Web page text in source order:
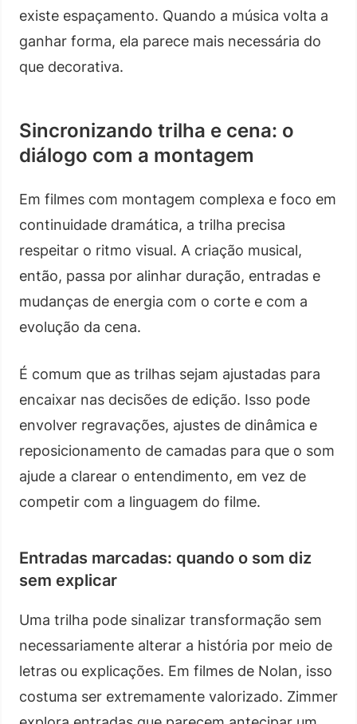
existe espaçamento. Quando a música volta a
ganhar forma, ela parece mais necessária do
que decorativa.
Sincronizando trilha e cena: o
diálogo com a montagem
Em filmes com montagem complexa e foco em
continuidade dramática, a trilha precisa
respeitar o ritmo visual. A criação musical,
então, passa por alinhar duração, entradas e
mudanças de energia com o corte e com a
evolução da cena.
É comum que as trilhas sejam ajustadas para
encaixar nas decisões de edição. Isso pode
envolver regravações, ajustes de dinâmica e
reposicionamento de camadas para que o som
ajude a clarear o entendimento, em vez de
competir com a linguagem do filme.
Entradas marcadas: quando o som diz
sem explicar
Uma trilha pode sinalizar transformação sem
necessariamente alterar a história por meio de
letras ou explicações. Em filmes de Nolan, isso
costuma ser extremamente valorizado. Zimmer